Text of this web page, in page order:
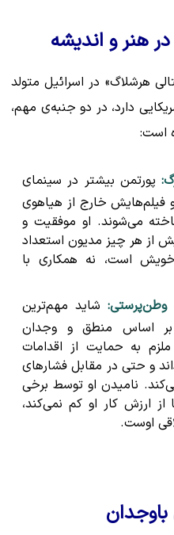
در هنر و اندیشه
هرشلاگ» در اسرائیل متولد
دارد، در دو جنبه‌ی مهم،
است:
پورتمن بیشتر در سینمای
فیلم‌هایش خارج از هیاهوی
می‌شوند. او موفقیت و
از هر چیز مدیون استعداد
است، نه همکاری با
وطن‌پرستی: شاید مهم‌ترین
بر اساس منطق و وجدان
به حمایت از اقدامات
و حتی در مقابل فشارهای
نامیدن او توسط برخی
ارزش کار او کم نمی‌کند،
اوست.